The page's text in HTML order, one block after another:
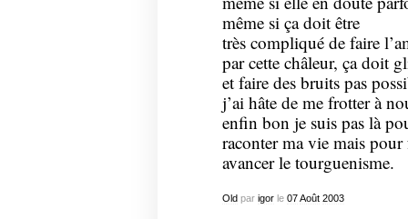
même si ça doit être
très compliqué de faire
par cette châleur, ça doit
et faire des bruits pas
j’ai hâte de me frotter à
enfin bon je suis pas là
raconter ma vie mais pour
avancer le tourguenisme.
Oldpar igorle 07 Août 2003